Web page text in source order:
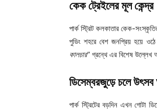
কেক ট্রেইলের মূল কেন্দ্র
পার্ক স্ট্রিট কলকাতার কেক-সংস্কৃতির
পুডিং শহরে বেশ জনপ্রিয় হয়ে
কালচার” গ্রন্থে এর বিশেষ
ডিসেম্বরজুড়ে চলে
পার্ক স্ট্রিটের বড়দিন এখন